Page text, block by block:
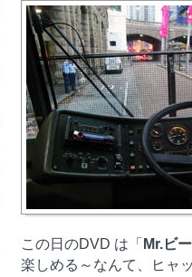
この日のDVD は「 Mr.ビ
楽しめる～なんて、ヒャ